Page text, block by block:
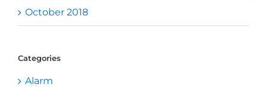
October 2018
Categories
Alarm